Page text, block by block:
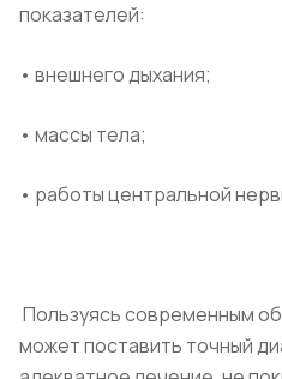
показателей:
• внешнего дыхания;
• массы тела;
• работы центральной
Пользуясь современным
может поставить точный